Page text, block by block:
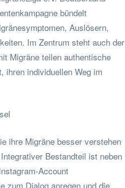
bündelt
Auslösern,
Im Zentrum steht auch der
Migräne teilen authentische
ihren individuellen Weg im
ihre Migräne besser verstehen
Bestandteil ist neben
Account
zum Dialog anregen und die